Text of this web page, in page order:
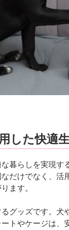
した快適
暮らしを実現
だけでなく、活
ます。
グッズです。
トやケージは、